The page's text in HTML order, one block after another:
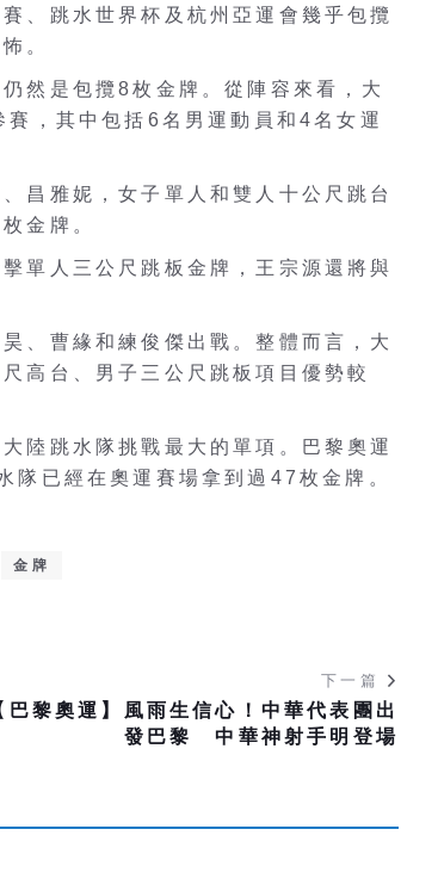
、跳水世界杯及杭州亞運會幾乎包攬
。
然是包攬8枚金牌。從陣容來看，大
，其中包括6名男運動員和4名女運
昌雅妮，女子單人和雙人十公尺跳台
金牌。
單人三公尺跳板金牌，王宗源還將與
、曹緣和練俊傑出戰。整體而言，大
高台、男子三公尺跳板項目優勢較
陸跳水隊挑戰最大的單項。巴黎奧運
隊已經在奧運賽場拿到過47枚金牌。
金牌
下一篇
巴黎奧運】風雨生信心！中華代表團出
發巴黎 中華神射手明登場